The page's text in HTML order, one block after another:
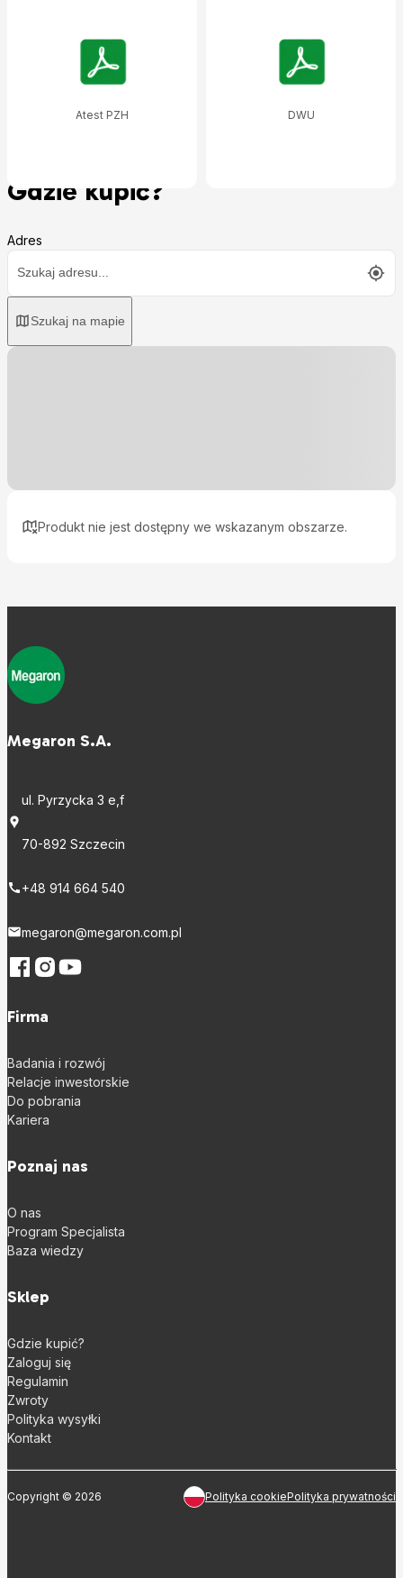
Atest PZH DWU
Gdzie kupić?
Adres
Szukaj na mapie
Produkt nie jest dostępny we wskazanym obszarze.
Megaron S.A.
ul. Pyrzycka 3 e,f
70-892 Szczecin
+48 914 664 540
megaron@megaron.com.pl
Firma
Badania i rozwój
Relacje inwestorskie
Do pobrania
Kariera
Poznaj nas
O nas
Program Specjalista
Baza wiedzy
Sklep
Gdzie kupić?
Zaloguj się
Regulamin
Zwroty
Polityka wysyłki
Kontakt
Copyright © 2026 Polityka cookiePolityka prywatności